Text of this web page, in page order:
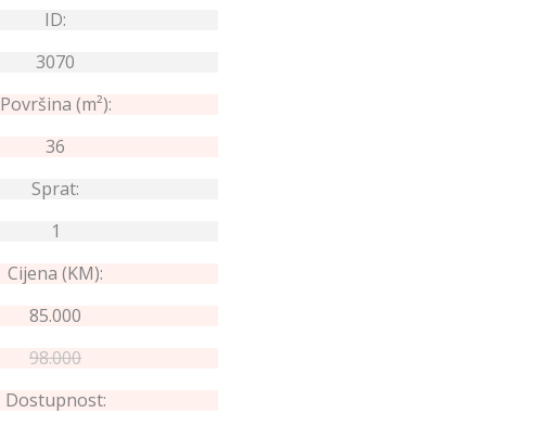
ID:
3070
Površina (m²):
36
Sprat:
1
Cijena (KM):
85.000
98.000
Dostupnost: